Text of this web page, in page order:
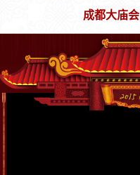
成都大庙会